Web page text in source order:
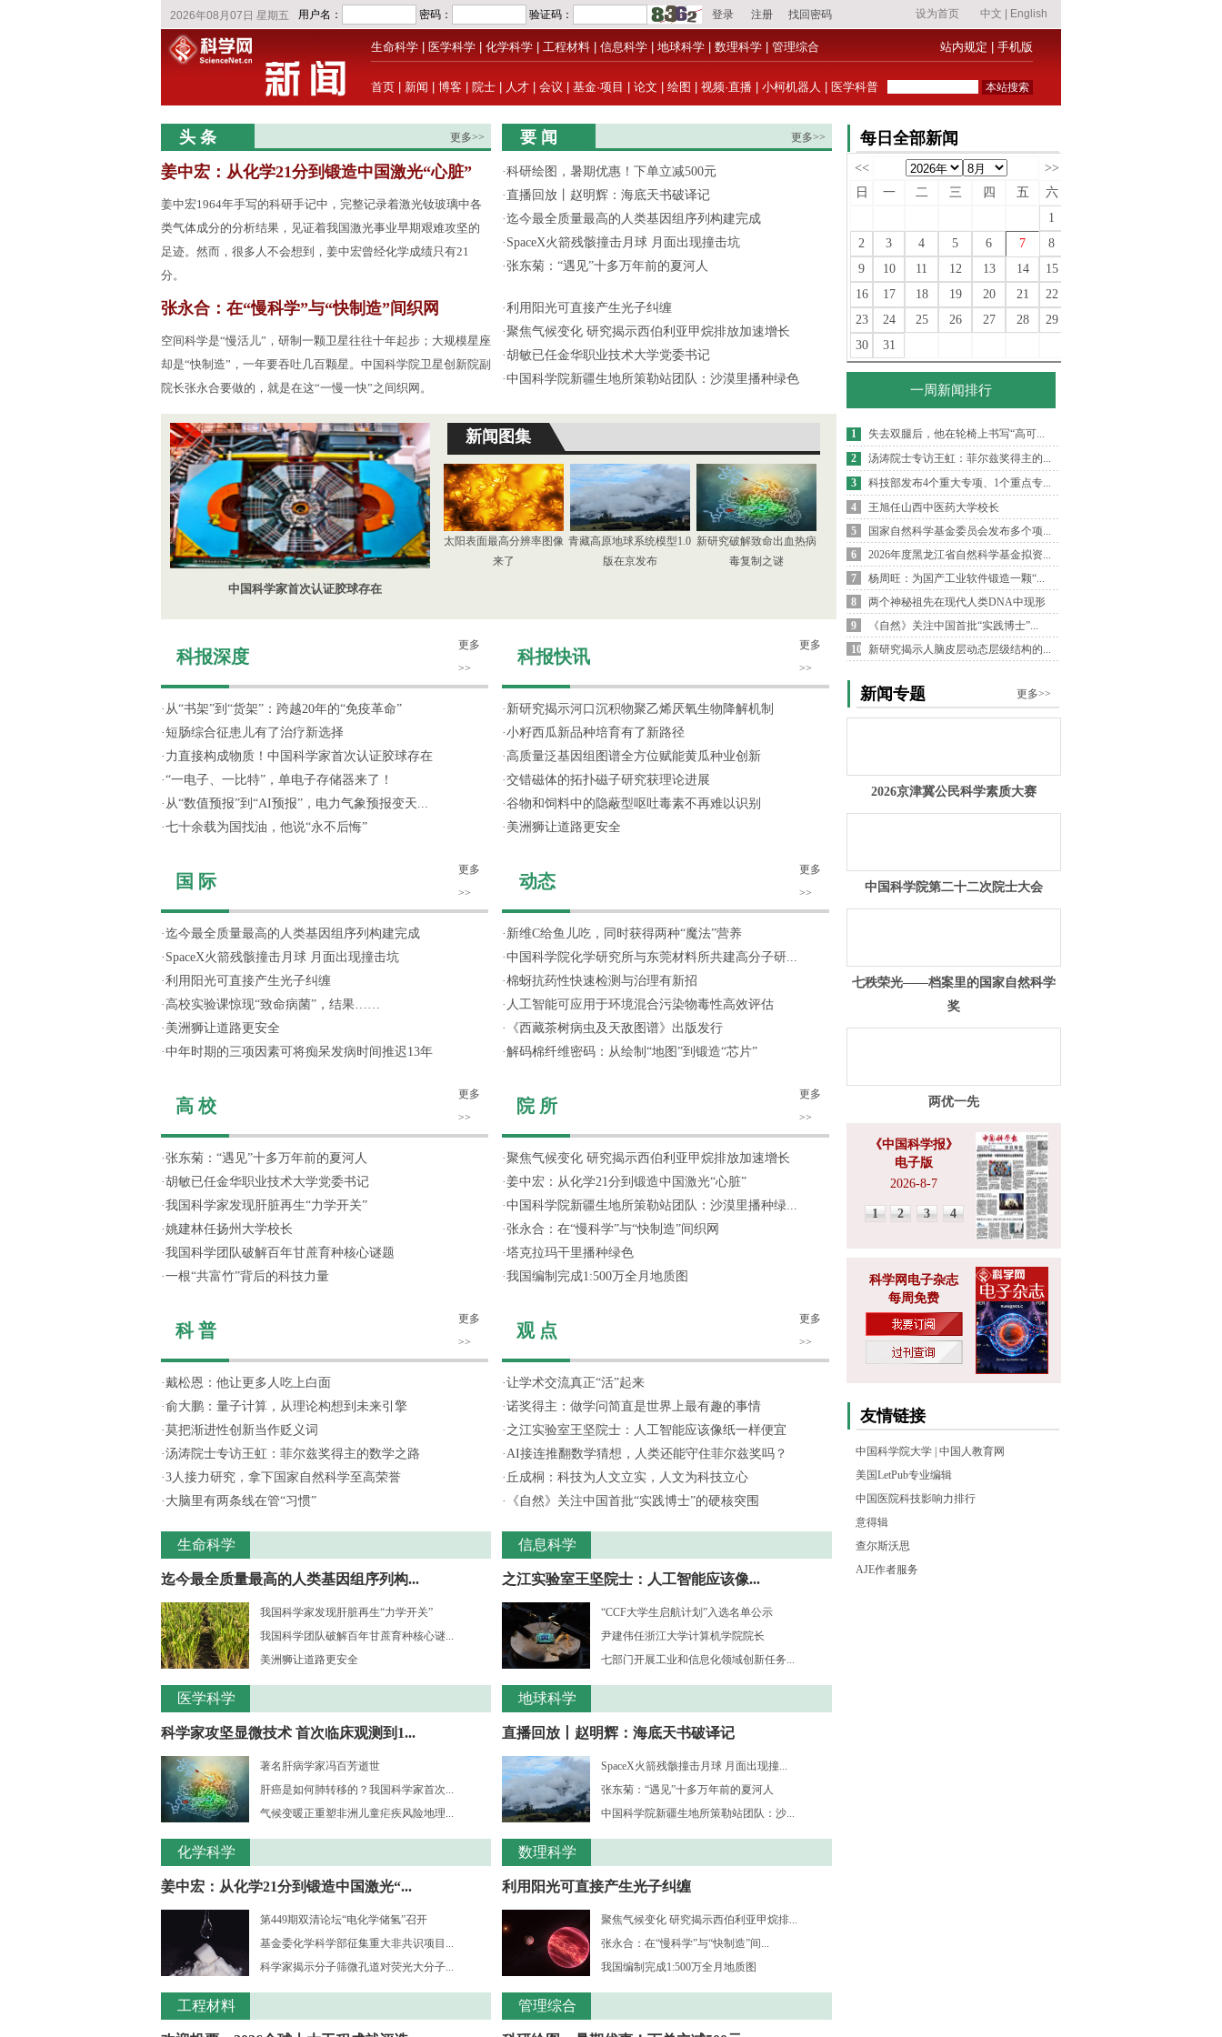
生命科学 医学科学 化学科学 工程材料 信息科学 地球科学 数理科学 管理综合 站内规定 手机版
首页 新闻 博客 院士 人才 会议 基金·项目 论文 绘图 视频·直播 小柯机器人 医学科普
头 条 更多>>
姜中宏：从化学21分到锻造中国激光“心脏”
姜中宏1964年手写的科研手记中，完整记录着激光钕玻璃中各
类气体成分的分析结果，见证着我国激光事业早期艰难攻坚的
足迹。然而，很多人不会想到，姜中宏曾经化学成绩只有21
分。
张永合：在“慢科学”与“快制造”间织网
空间科学是“慢活儿”，研制一颗卫星往往十年起步；大规模星座
却是“快制造”，一年要吞吐几百颗星。中国科学院卫星创新院副
院长张永合要做的，就是在这“一慢一快”之间织网。
要 闻 更多>>
·科研绘图，暑期优惠！下单立减500元
·直播回放丨赵明辉：海底天书破译记
·迄今最全质量最高的人类基因组序列构建完成
· SpaceX火箭残骸撞击月球 月面出现撞击坑
·张东菊：“遇见”十多万年前的夏河人
·利用阳光可直接产生光子纠缠
·聚焦气候变化 研究揭示西伯利亚甲烷排放加速增长
·胡敏已任金华职业技术大学党委书记
·中国科学院新疆生地所策勒站团队：沙漠里播种绿色
中国科学家首次认证胶球存在
新闻图集
太阳表面最高分辨率图像
来了
青藏高原地球系统模型1.0
版在京发布
新研究破解致命出血热病
毒复制之谜
科报深度
更多
>>
· 从“书架”到“货架”：跨越20年的“免疫革命”
· 短肠综合征患儿有了治疗新选择
· 力直接构成物质！中国科学家首次认证胶球存在
·“一电子、一比特”，单电子存储器来了！
· 从“数值预报”到“AI预报”，电力气象预报变天...
·七十余载为国找油，他说“永不后悔”
国 际
更多
>>
·迄今最全质量最高的人类基因组序列构建完成
· SpaceX火箭残骸撞击月球 月面出现撞击坑
·利用阳光可直接产生光子纠缠
· 高校实验课惊现“致命病菌”，结果……
· 美洲狮让道路更安全
·中年时期的三项因素可将痴呆发病时间推迟13年
高 校
更多
>>
·张东菊：“遇见”十多万年前的夏河人
·胡敏已任金华职业技术大学党委书记
·我国科学家发现肝脏再生“力学开关”
·姚建林任扬州大学校长
·我国科学团队破解百年甘蔗育种核心谜题
·一根“共富竹”背后的科技力量
科 普
更多
>>
·戴松恩：他让更多人吃上白面
·俞大鹏：量子计算，从理论构想到未来引擎
·莫把渐进性创新当作贬义词
·汤涛院士专访王虹：菲尔兹奖得主的数学之路
·3人接力研究，拿下国家自然科学至高荣誉
· 大脑里有两条线在管“习惯”
生命科学
迄今最全质量最高的人类基因组序列构...
我国科学家发现肝脏再生“力学开关”
我国科学团队破解百年甘蔗育种核心谜...
美洲狮让道路更安全
医学科学
科学家攻坚显微技术 首次临床观测到1...
著名肝病学家冯百芳逝世
肝癌是如何肺转移的？我国科学家首次...
气候变暖正重塑非洲儿童疟疾风险地理...
化学科学
姜中宏：从化学21分到锻造中国激光“...
第449期双清论坛“电化学储氢”召开
基金委化学科学部征集重大非共识项目...
科学家揭示分子筛微孔道对荧光大分子...
工程材料
科报快讯
更多
>>
· 新研究揭示河口沉积物聚乙烯厌氧生物降解机制
·小籽西瓜新品种培育有了新路径
· 高质量泛基因组图谱全方位赋能黄瓜种业创新
·交错磁体的拓扑磁子研究获理论进展
·谷物和饲料中的隐蔽型呕吐毒素不再难以识别
· 美洲狮让道路更安全
动态
更多
>>
· 新维C给鱼儿吃，同时获得两种“魔法”营养
·中国科学院化学研究所与东莞材料所共建高分子研...
·棉蚜抗药性快速检测与治理有新招
· 人工智能可应用于环境混合污染物毒性高效评估
·
《西藏茶树病虫及天敌图谱》出版发行
·解码棉纤维密码：从绘制“地图”到锻造“芯片”
院 所
更多
>>
·聚焦气候变化 研究揭示西伯利亚甲烷排放加速增长
·姜中宏：从化学21分到锻造中国激光“心脏”
·中国科学院新疆生地所策勒站团队：沙漠里播种绿...
·张永合：在“慢科学”与“快制造”间织网
·塔克拉玛干里播种绿色
·我国编制完成1:500万全月地质图
观 点
更多
>>
·让学术交流真正“活”起来
·诺奖得主：做学问简直是世界上最有趣的事情
· 之江实验室王坚院士：人工智能应该像纸一样便宜
·AI接连推翻数学猜想，人类还能守住菲尔兹奖吗？
· 丘成桐：科技为人文立实，人文为科技立心
·
《自然》关注中国首批“实践博士”的硬核突围
信息科学
之江实验室王坚院士：人工智能应该像...
“CCF大学生启航计划”入选名单公示
尹建伟任浙江大学计算机学院院长
七部门开展工业和信息化领域创新任务...
地球科学
直播回放丨赵明辉：海底天书破译记
SpaceX火箭残骸撞击月球 月面出现撞...
张东菊：“遇见”十多万年前的夏河人
中国科学院新疆生地所策勒站团队：沙...
数理科学
利用阳光可直接产生光子纠缠
聚焦气候变化 研究揭示西伯利亚甲烷排...
张永合：在“慢科学”与“快制造”间...
我国编制完成1:500万全月地质图
管理综合
每日全部新闻
<<
>>
日
一 二 三 四 五
六
1
2
3 4 5 6 7
8
9
10 11 12 13 14
15
16
17 18 19 20 21
22
23
24 25 26 27 28
29
30
31
一周新闻排行
1
失去双腿后，他在轮椅上书写“高可...
2
汤涛院士专访王虹：菲尔兹奖得主的...
3
科技部发布4个重大专项、1个重点专...
4
王旭任山西中医药大学校长
5
国家自然科学基金委员会发布多个项...
6
2026年度黑龙江省自然科学基金拟资...
7
杨周旺：为国产工业软件锻造一颗“...
8
两个神秘祖先在现代人类DNA中现形
9
《自然》关注中国首批“实践博士”...
10
新研究揭示人脑皮层动态层级结构的...
新闻专题 更多>>
2026京津冀公民科学素质大赛
中国科学院第二十二次院士大会
七秩荣光——档案里的国家自然科学
奖
两优一先
《中国科学报》
电子版
2026-8-7
1 2 3 4
科学网电子杂志
每周免费
友情链接
中国科学院大学 中国人教育网
美国LetPub专业编辑
中国医院科技影响力排行
意得辑
查尔斯沃思
AJE作者服务